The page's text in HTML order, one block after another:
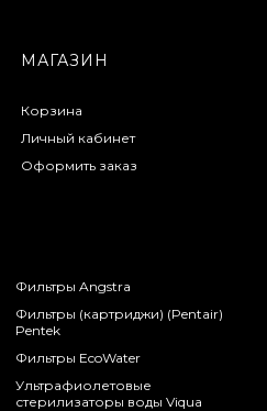
МАГАЗИН
Корзина
Личный кабинет
Оформить заказ
Фильтры Angstra
Фильтры (картриджи) (Pentair)
Pentek
Фильтры EcoWater
Ультрафиолетовые
стерилизаторы воды Viqua